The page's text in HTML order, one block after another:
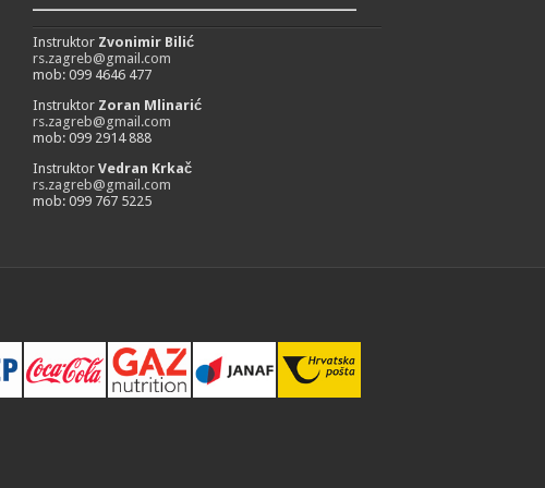
Instruktor Zvonimir Bilić
rs.zagreb@gmail.com
mob: 099 4646 477
Instruktor Zoran Mlinarić
rs.zagreb@gmail.com
mob: 099 2914 888
Instruktor Vedran Krkač
rs.zagreb@gmail.com
mob: 099 767 5225